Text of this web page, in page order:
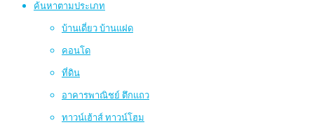
ค้นหาตามประเภท
บ้านเดี่ยว บ้านแฝด
คอนโด
ที่ดิน
อาคารพาณิชย์ ตึกแถว
ทาวน์เฮ้าส์ ทาวน์โฮม